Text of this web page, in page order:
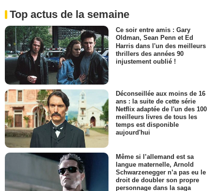
Top actus de la semaine
Ce soir entre amis : Gary
Oldman, Sean Penn et Ed
Harris dans l'un des meilleurs
thrillers des années 90
injustement oublié !
Déconseillée aux moins de 16
ans : la suite de cette série
Netflix adaptée de l'un des 100
meilleurs livres de tous les
temps est disponible
aujourd'hui
Même si l’allemand est sa
langue maternelle, Arnold
Schwarzenegger n’a pas eu le
droit de doubler son propre
personnage dans la saga